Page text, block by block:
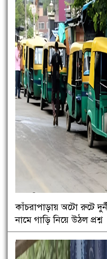
কাঁচরাপাড়ায় অটো রুটে
নামে গাড়ি নিয়ে উঠল প্রশ্ন